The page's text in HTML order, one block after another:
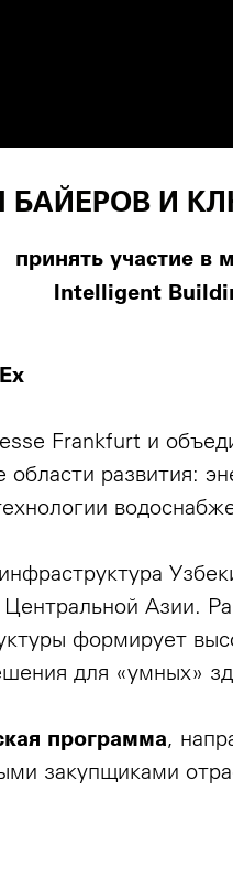
И
принять участие в
Intelligent
Frankfurt и
развития:
Азии.
формирует
для «умных»
программа,
закупщиками